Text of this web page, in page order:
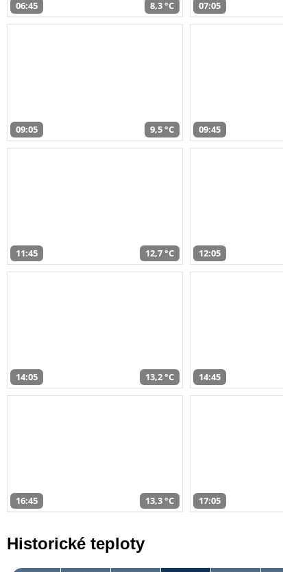
06:45 8,3 °C 07:05
09:05 9,5 °C 09:45
11:45 12,7 °C 12:05
14:05 13,2 °C 14:45
16:45 13,3 °C 17:05
Historické teploty